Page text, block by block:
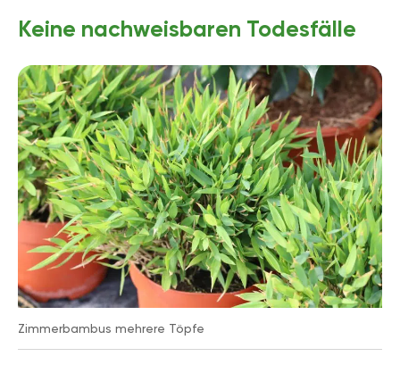
Keine nachweisbaren Todesfälle
Zimmerbambus mehrere Töpfe